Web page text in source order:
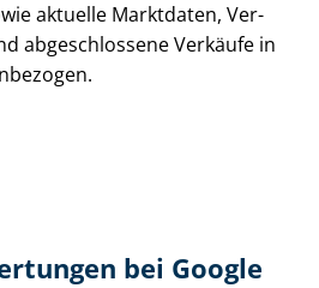
aktuelle Marktdaten, Ver­
abgeschlossene Verkäufe in
bei Google